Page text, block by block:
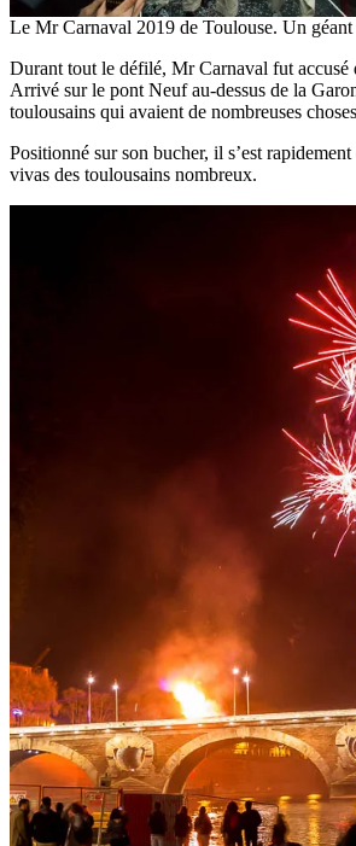
Le Mr Carnaval 2019 de Toulouse. Un géant
Durant tout le défilé, Mr Carnaval fut accusé
Arrivé sur le pont Neuf au-dessus de la
toulousains qui avaient de nombreuses
Positionné sur son bucher, il s’est
vivas des toulousains nombreux.